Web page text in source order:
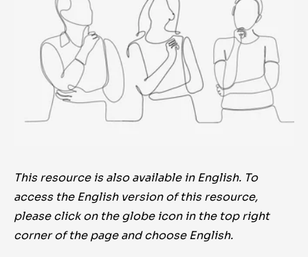
This resource is also available in English. To
access the English version of this resource,
please click on the globe icon in the top right
corner of the page and choose English.